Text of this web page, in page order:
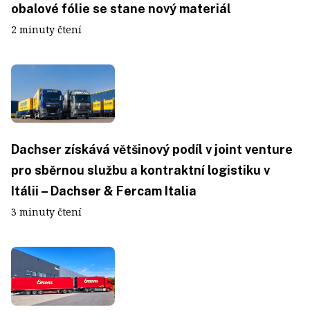
obalové fólie se stane nový materiál
2 minuty čtení
Dachser získává většinový podíl v joint venture
pro sběrnou službu a kontraktní logistiku v
Itálii – Dachser & Fercam Italia
3 minuty čtení